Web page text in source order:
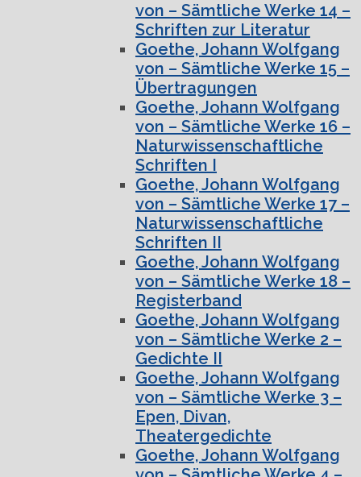
von – Sämtliche Werke 14 –
Schriften zur Literatur
Goethe, Johann Wolfgang
von – Sämtliche Werke 15 –
Übertragungen
Goethe, Johann Wolfgang
von – Sämtliche Werke 16 –
Naturwissenschaftliche
Schriften I
Goethe, Johann Wolfgang
von – Sämtliche Werke 17 –
Naturwissenschaftliche
Schriften II
Goethe, Johann Wolfgang
von – Sämtliche Werke 18 –
Registerband
Goethe, Johann Wolfgang
von – Sämtliche Werke 2 –
Gedichte II
Goethe, Johann Wolfgang
von – Sämtliche Werke 3 –
Epen, Divan,
Theatergedichte
Goethe, Johann Wolfgang